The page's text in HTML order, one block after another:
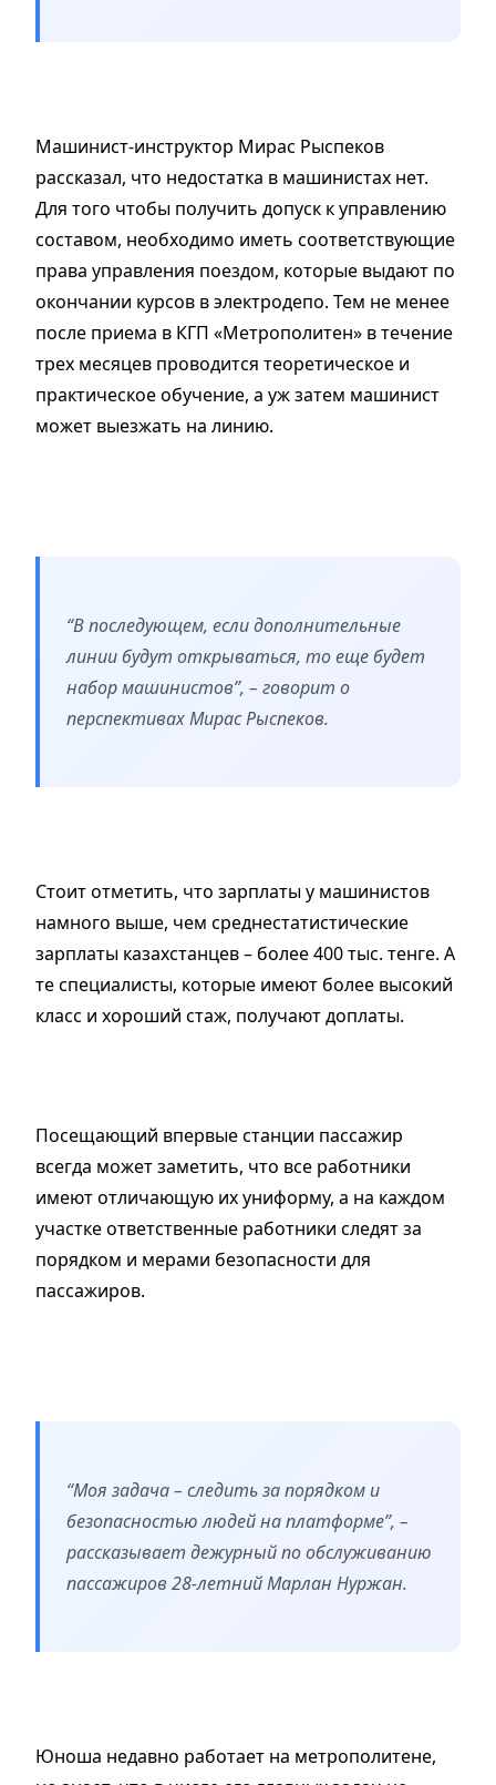
Машинист-инструктор Мирас Рыспеков
рассказал, что недостатка в машинистах нет.
Для того чтобы получить допуск к управлению
составом, необходимо иметь соответствующие
права управления поездом, которые выдают по
окончании курсов в электродепо. Тем не менее
после приема в КГП «Метрополитен» в течение
трех месяцев проводится теоретическое и
практическое обучение, а уж затем машинист
может выезжать на линию.
“В последующем, если дополнительные
линии будут открываться, то еще будет
набор машинистов”, – говорит о
перспективах Мирас Рыспеков.
Стоит отметить, что зарплаты у машинистов
намного выше, чем среднестатистические
зарплаты казахстанцев – более 400 тыс. тенге. А
те специалисты, которые имеют более высокий
класс и хороший стаж, получают доплаты.
Посещающий впервые станции пассажир
всегда может заметить, что все работники
имеют отличающую их униформу, а на каждом
участке ответственные работники следят за
порядком и мерами безопасности для
пассажиров.
“Моя задача – следить за порядком и
безопасностью людей на платформе”, –
рассказывает дежурный по обслуживанию
пассажиров 28-летний Марлан Нуржан.
Юноша недавно работает на метрополитене,